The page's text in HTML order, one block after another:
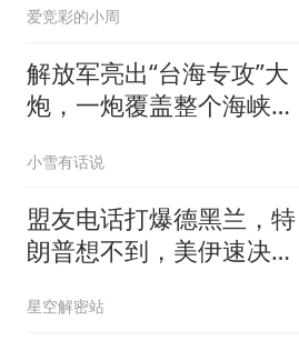
爱竞彩的小周
解放军亮出“台海专攻”大
炮，一炮覆盖整个海峡，
小雪有话说
盟友电话打爆德黑兰，特
朗普想不到，美伊速决
续剧？
星空解密站